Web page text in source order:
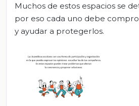
Muchos de estos espacios se
por eso cada uno debe
y ayudar a protegerlos.